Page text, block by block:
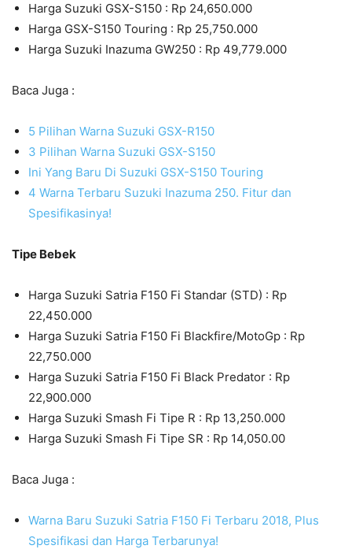
Harga Suzuki GSX-S150 : Rp 24,650.000
Harga GSX-S150 Touring : Rp 25,750.000
Harga Suzuki Inazuma GW250 : Rp 49,779.000
Baca Juga :
5 Pilihan Warna Suzuki GSX-R150
3 Pilihan Warna Suzuki GSX-S150
Ini Yang Baru Di Suzuki GSX-S150 Touring
4 Warna Terbaru Suzuki Inazuma 250. Fitur dan
Spesifikasinya!
Tipe Bebek
Harga Suzuki Satria F150 Fi Standar (STD) : Rp
22,450.000
Harga Suzuki Satria F150 Fi Blackfire/MotoGp : Rp
22,750.000
Harga Suzuki Satria F150 Fi Black Predator : Rp
22,900.000
Harga Suzuki Smash Fi Tipe R : Rp 13,250.000
Harga Suzuki Smash Fi Tipe SR : Rp 14,050.00
Baca Juga :
Warna Baru Suzuki Satria F150 Fi Terbaru 2018, Plus
Spesifikasi dan Harga Terbarunya!